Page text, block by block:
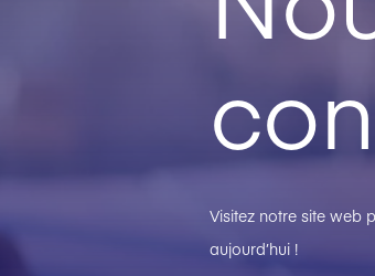
Visitez notre site web
aujourd’hui !